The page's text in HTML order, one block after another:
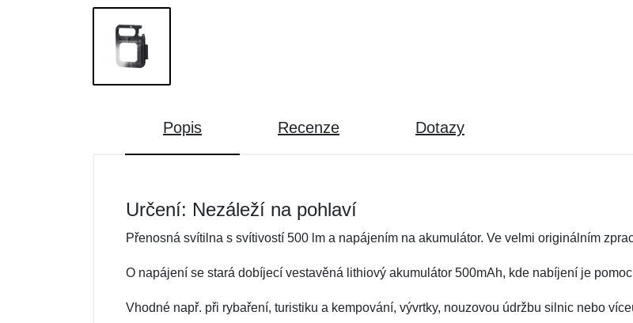
Popis Recenze Dotazy
Určení: Nezáleží na pohlaví
Přenosná svítilna s svítivostí 500 lm a napájením na akumulátor. Ve velmi originálním
O napájení se stará dobíjecí vestavěná lithiový akumulátor 500mAh, kde nabíjení je
Vhodné např. při rybaření, turistiku a kempování, vývrtky, nouzovou údržbu silnic nebo